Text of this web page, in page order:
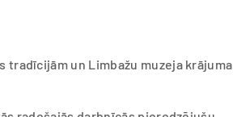
tradīcijām un Limbažu muzeja krājuma